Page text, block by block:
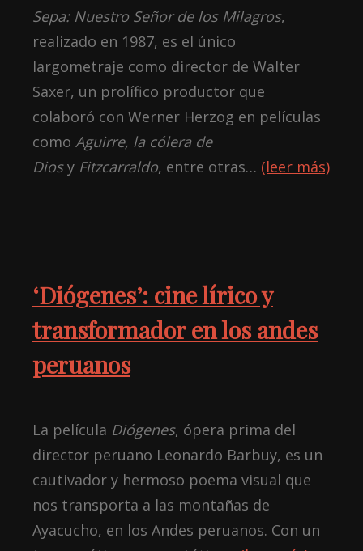
Sepa: Nuestro Señor de los Milagros,
realizado en 1987, es el único
largometraje como director de Walter
Saxer, un prolífico productor que
colaboró con Werner Herzog en películas
como Aguirre, la cólera de
Diosy Fitzcarraldo, entre otras… (leer más)
‘Diógenes’: cine lírico y
transformador en los andes
peruanos
La película Diógenes, ópera prima del
director peruano Leonardo Barbuy, es un
cautivador y hermoso poema visual que
nos transporta a las montañas de
Ayacucho, en los Andes peruanos. Con un